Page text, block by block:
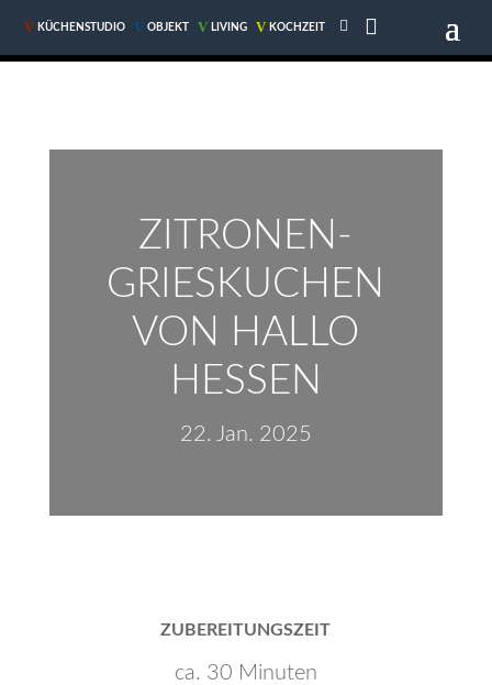
V KÜCHENSTUDIO V OBJEKT V LIVING V KOCHZEIT 
ZITRONEN-
GRIESKUCHEN
VON HALLO
HESSEN
22. Jan. 2025
ZUBEREITUNGSZEIT
ca. 30 Minuten
V KÜCHENSTUDIO V OBJEKT V LIVING V KOCHZEIT 